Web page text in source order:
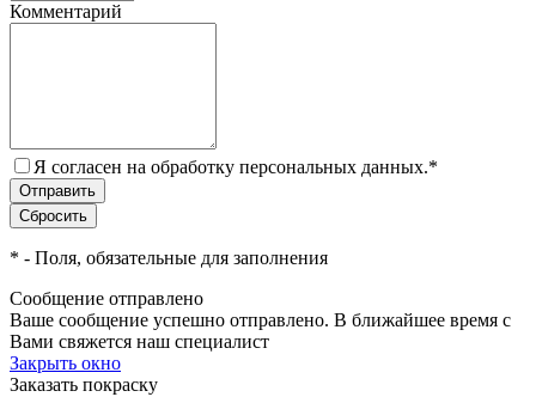
Комментарий
Я согласен на обработку персональных данных.*
* - Поля, обязательные для заполнения
Сообщение отправлено
Ваше сообщение успешно отправлено. В ближайшее время с
Вами свяжется наш специалист
Закрыть окно
Заказать покраску